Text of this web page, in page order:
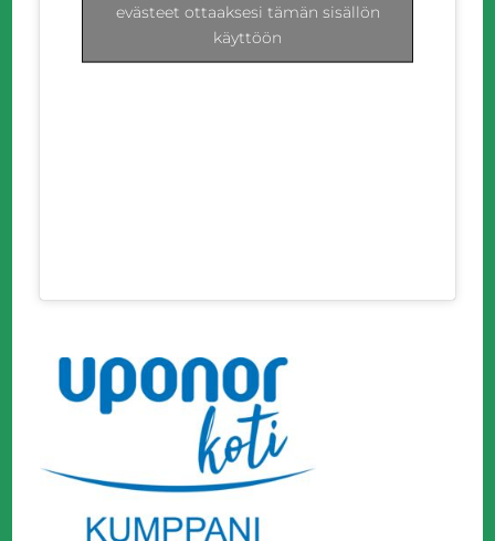
evästeet ottaaksesi tämän sisällön
käyttöön